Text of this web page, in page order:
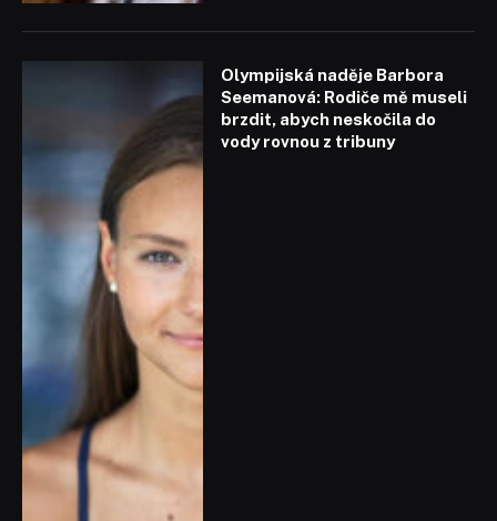
Olympijská naděje Barbora
Seemanová: Rodiče mě museli
brzdit, abych neskočila do
vody rovnou z tribuny